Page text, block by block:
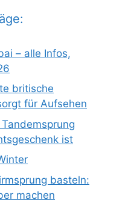
– alle Infos,
britische
für Aufsehen
ist
basteln:
machen